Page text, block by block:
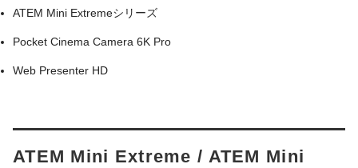
ATEM Mini Extremeシリーズ
Pocket Cinema Camera 6K Pro
Web Presenter HD
ATEM Mini Extreme / ATEM Mini